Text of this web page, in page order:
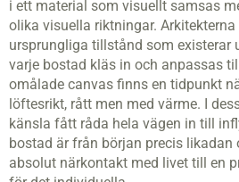
i ett material som visuellt samsas
olika visuella riktningar.
ursprungliga tillstånd som existerar
varje bostad kläs in och anpassas
omålade canvas finns en tidpunkt
löftesrikt, rått men med värme. I
känsla fått råda hela vägen in till
bostad är från början precis likadan
absolut närkontakt med livet till en